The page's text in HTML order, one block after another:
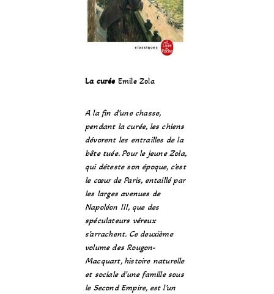
La curée Emile Zola
A la fin d’une chasse,
pendant la curée, les chiens
dévorent les entrailles de la
bête tuée. Pour le jeune Zola,
qui déteste son époque, c’est
le cœur de Paris, entaillé par
les larges avenues de
Napoléon III, que des
spéculateurs véreux
s’arrachent. Ce deuxième
volume des Rougon-
Macquart, histoire naturelle
et sociale d’une famille sous
le Second Empire, est l’un